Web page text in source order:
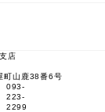
店
町山鹿38番6号
093-
223-
2299